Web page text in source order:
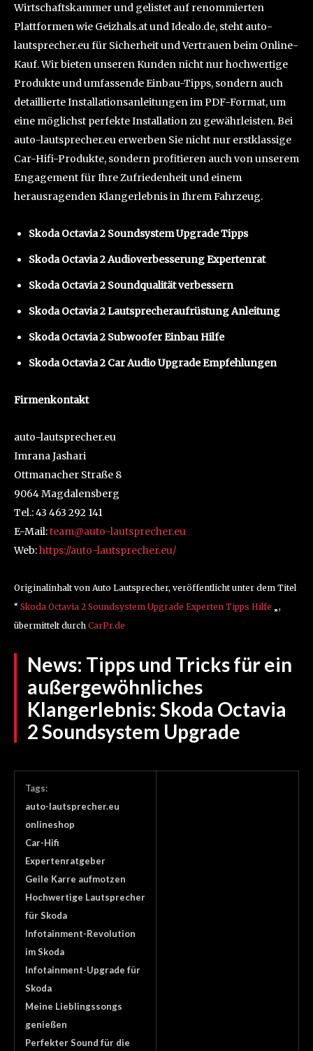
Wirtschaftskammer und gelistet auf renommierten
Plattformen wie Geizhals.at und Idealo.de, steht auto-
lautsprecher.eu für Sicherheit und Vertrauen beim Online-
Kauf. Wir bieten unseren Kunden nicht nur hochwertige
Produkte und umfassende Einbau-Tipps, sondern auch
detaillierte Installationsanleitungen im PDF-Format, um
eine möglichst perfekte Installation zu gewährleisten. Bei
auto-lautsprecher.eu erwerben Sie nicht nur erstklassige
Car-Hifi-Produkte, sondern profitieren auch von unserem
Engagement für Ihre Zufriedenheit und einem
herausragenden Klangerlebnis in Ihrem Fahrzeug.
Skoda Octavia 2 Soundsystem Upgrade Tipps
Skoda Octavia 2 Audioverbesserung Expertenrat
Skoda Octavia 2 Soundqualität verbessern
Skoda Octavia 2 Lautsprecheraufrüstung Anleitung
Skoda Octavia 2 Subwoofer Einbau Hilfe
Skoda Octavia 2 Car Audio Upgrade Empfehlungen
Firmenkontakt
auto-lautsprecher.eu
Imrana Jashari
Ottmanacher Straße 8
9064 Magdalensberg
Tel.: 43 463 292 141
E-Mail:team@auto-lautsprecher.eu
Web:https://auto-lautsprecher.eu/
Originalinhalt von Auto Lautsprecher, veröffentlicht unter dem Titel
“ Skoda Octavia 2 Soundsystem Upgrade Experten Tipps Hilfe „,
übermittelt durch CarPr.de
News: Tipps und Tricks für ein
außergewöhnliches
Klangerlebnis: Skoda Octavia
2 Soundsystem Upgrade
Tags:
auto-lautsprecher.eu
onlineshop
Car-Hifi
Expertenratgeber
Geile Karre aufmotzen
Hochwertige Lautsprecher
für Skoda
Infotainment-Revolution
im Skoda
Infotainment-Upgrade für
Skoda
Meine Lieblingssongs
genießen
Perfekter Sound für die